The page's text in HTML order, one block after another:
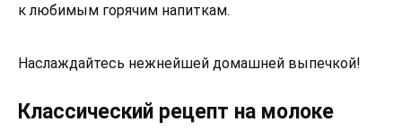
к любимым горячим напиткам.
Наслаждайтесь нежнейшей домашней выпечкой!
Классический рецепт на молоке